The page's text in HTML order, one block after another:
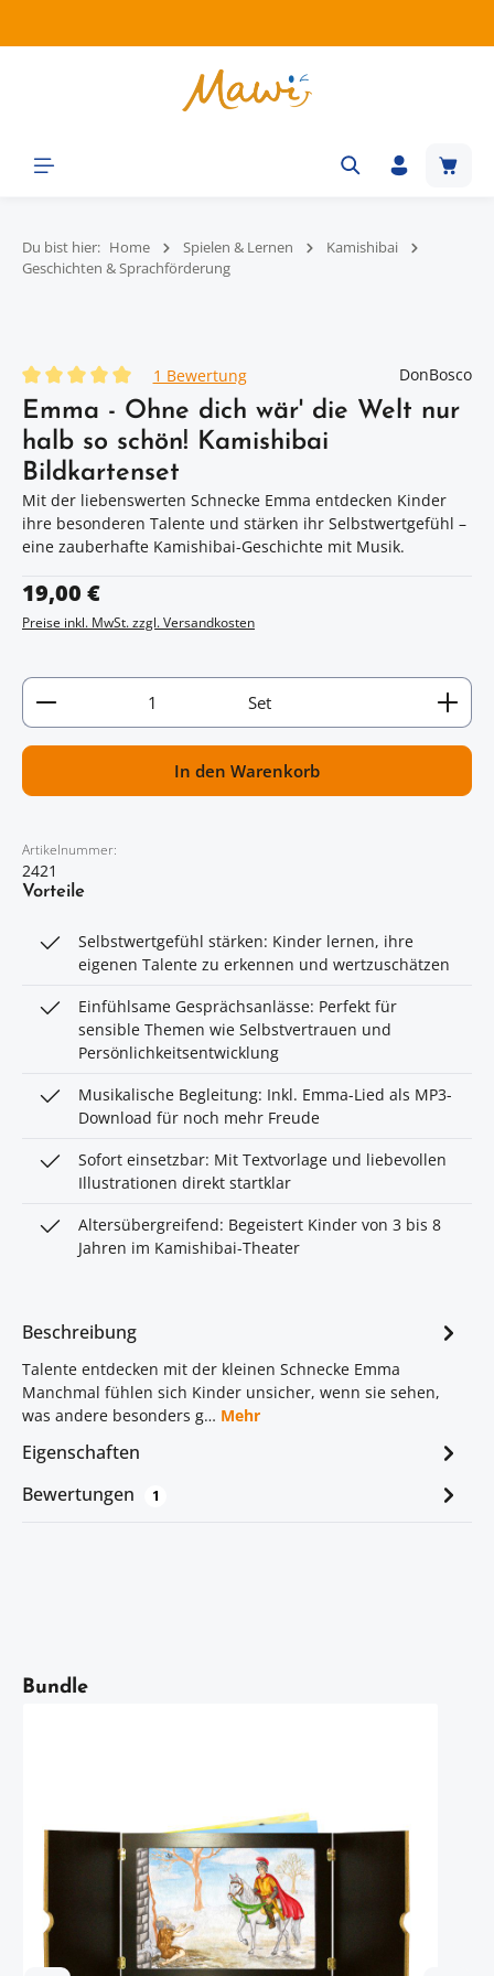
Du bist hier: Home Spielen & Lernen
Kamishibai
Geschichten & Sprachförderung
Durchschnittliche Bewertung von 5 von 5 Sternen
1 Bewertung DonBosco
Emma - Ohne dich wär' die Welt nur
halb so schön! Kamishibai
Bildkartenset
Mit der liebenswerten Schnecke Emma entdecken Kinder
ihre besonderen Talente und stärken ihr Selbstwertgefühl –
eine zauberhafte Kamishibai-Geschichte mit Musik.
Regulärer Preis:
19,00 €
Preise inkl. MwSt. zzgl. Versandkosten
Artikel Anzahl: Gib den gewünschten Wert ein
Set
In den Warenkorb
Artikelnummer:
2421
Vorteile
Selbstwertgefühl stärken: Kinder lernen, ihre
eigenen Talente zu erkennen und wertzuschätzen
Einfühlsame Gesprächsanlässe: Perfekt für
sensible Themen wie Selbstvertrauen und
Persönlichkeitsentwicklung
Musikalische Begleitung: Inkl. Emma-Lied als MP3-
Download für noch mehr Freude
Sofort einsetzbar: Mit Textvorlage und liebevollen
Illustrationen direkt startklar
Altersübergreifend: Begeistert Kinder von 3 bis 8
Jahren im Kamishibai-Theater
Beschreibung
Talente entdecken mit der kleinen Schnecke Emma
Manchmal fühlen sich Kinder unsicher, wenn sie sehen,
was andere besonders g… Mehr
Eigenschaften
Bewertungen
1
Artikelgalerie überspringen
Bundle